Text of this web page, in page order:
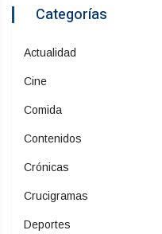
Categorías
Actualidad
Cine
Comida
Contenidos
Crónicas
Crucigramas
Deportes